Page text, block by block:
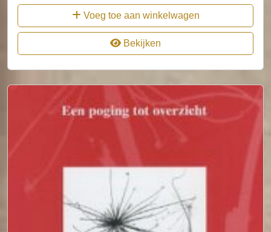
Voeg toe aan winkelwagen
Bekijken